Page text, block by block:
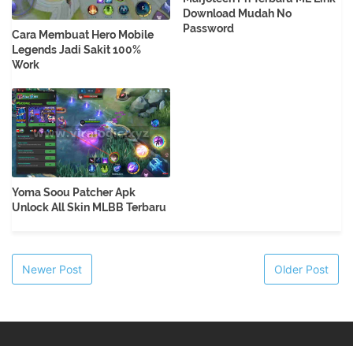
Cara Membuat Hero Mobile
Legends Jadi Sakit 100%
Work
Download Mudah No
Password
Yoma Soou Patcher Apk
Unlock All Skin MLBB Terbaru
Newer Post Older Post